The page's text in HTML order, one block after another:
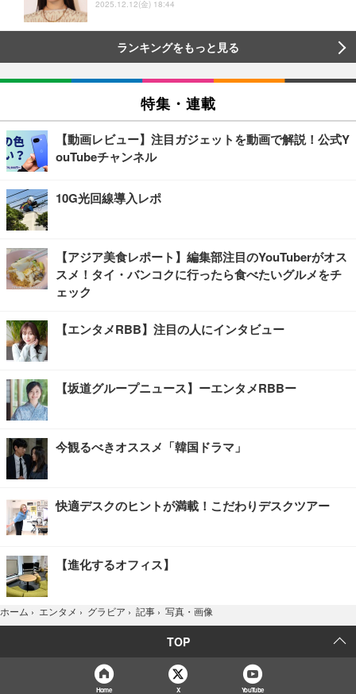
2025.12.12(金) 18:44
ランキングをもっと見る
特集・連載
【動画レビュー】注目ガジェットを動画で解説！公式Y
ouTubeチャンネル
10G光回線導入レポ
【アジア美食レポート】編集部注目のYouTuberがオス
スメ！タイ・バンコクに行ったら食べたいグルメをチ
ェック
【エンタメRBB】注目の人にインタビュー
【坂道グループニュース】ーエンタメRBBー
今観るべきオススメ「韓国ドラマ」
快適デスクのヒントが満載！こだわりデスクツアー
【進化するオフィス】
ホーム › エンタメ › グラビア › 記事 › 写真・画像
TOP
Home X YouTube